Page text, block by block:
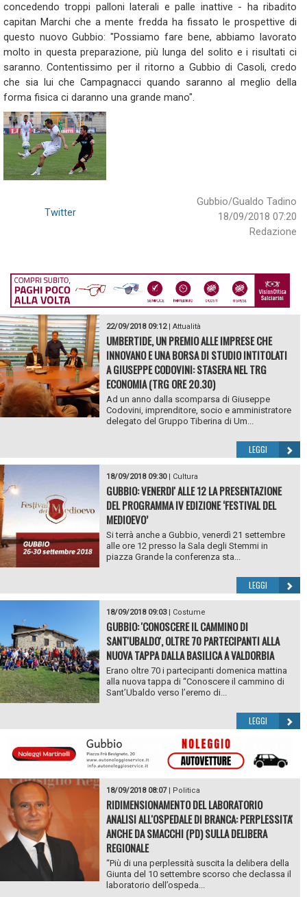
concedendo troppi palloni laterali e palle inattive - ha ribadito
capitan Marchi che a mente fredda ha fissato le prospettive di
questo nuovo Gubbio: "Possiamo fare bene, abbiamo lavorato
molto in questa preparazione, più lunga del solito e i risultati ci
saranno. Contentissimo per il ritorno a Gubbio di Casoli, credo
che sia lui che Campagnacci quando saranno al meglio della
forma fisica ci daranno una grande mano".
Gubbio/Gualdo Tadino
18/09/2018 07:20
Redazione
Twitter
22/09/2018 09:12| Attualità
UMBERTIDE, UN PREMIO ALLE IMPRESE CHE
INNOVANO E UNA BORSA DI STUDIO INTITOLATI
A GIUSEPPE CODOVINI: STASERA NEL TRG
ECONOMIA (TRG ORE 20.30)
Ad un anno dalla scomparsa di Giuseppe
Codovini, imprenditore, socio e amministratore
delegato del Gruppo Tiberina di Um...
LEGGI
18/09/2018 09:30| Cultura
GUBBIO: VENERDI' ALLE 12 LA PRESENTAZIONE
DEL PROGRAMMA IV EDIZIONE ‘FESTIVAL DEL
MEDIOEVO’
Si terrà anche a Gubbio, venerdì 21 settembre
alle ore 12 presso la Sala degli Stemmi in
piazza Grande la conferenza sta...
LEGGI
18/09/2018 09:03| Costume
GUBBIO: 'CONOSCERE IL CAMMINO DI
SANT'UBALDO', OLTRE 70 PARTECIPANTI ALLA
NUOVA TAPPA DALLA BASILICA A VALDORBIA
Erano oltre 70 i partecipanti domenica mattina
alla nuova tappa di “Conoscere il cammino di
Sant’Ubaldo verso l’eremo di...
LEGGI
18/09/2018 08:07| Politica
RIDIMENSIONAMENTO DEL LABORATORIO
ANALISI ALL'OSPEDALE DI BRANCA: PERPLESSITA'
ANCHE DA SMACCHI (PD) SULLA DELIBERA
REGIONALE
“Più di una perplessità suscita la delibera della
Giunta del 10 settembre scorso che declassa il
laboratorio dell’ospeda...